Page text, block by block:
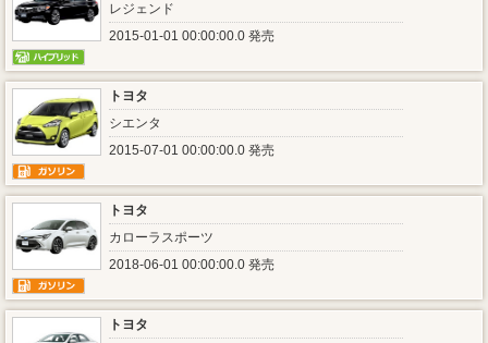
レジェンド
2015-01-01 00:00:00.0 発売
トヨタ
シエンタ
2015-07-01 00:00:00.0 発売
トヨタ
カローラスポーツ
2018-06-01 00:00:00.0 発売
トヨタ